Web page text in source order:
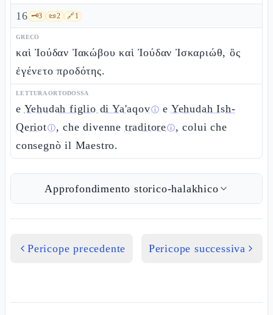
16 🗝️3 📜2 🔗1
GRECO
καὶ Ἰούδαν Ἰακώβου καὶ Ἰούδαν Ἰσκαριώθ, ὃς
ἐγένετο προδότης.
LETTURA ORTODOSSA
e Yehudah figlio di Ya'aqovⓘ e Yehudah Ish-
Qeriotⓘ, che divenne traditoreⓘ, colui che
consegnò il Maestro.
Approfondimento storico-halakhico
Pericope precedente Pericope successiva